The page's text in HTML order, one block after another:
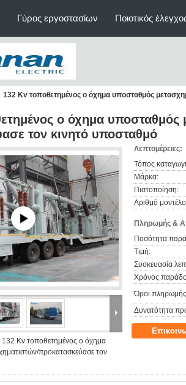
Γύρος εργοστασίων Ποιοτικός
132 Kv τοποθετημένος ο όχημα υποσταθμός
ο όχημα υποσταθμός
τον κινητό υποσταθμό
132 Kv τοποθετημένος ο όχημα
προκατασκεύασε τον
Λεπτομέρειες:
Τόπος
Μάρκα:
Πιστοποίηση:
Αριθμό
Πληρωμής &
Ποσότητα
Τιμή:
Συσκευασία
Χρόνος
Όροι
Δυνατότητα